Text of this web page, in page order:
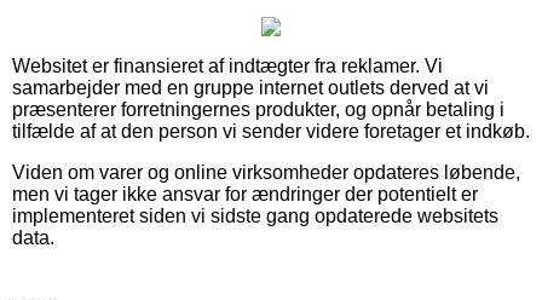
Websitet er finansieret af indtægter fra reklamer. Vi
samarbejder med en gruppe internet outlets derved at vi
præsenterer forretningernes produkter, og opnår betaling i
tilfælde af at den person vi sender videre foretager et indkøb.
Viden om varer og online virksomheder opdateres løbende,
men vi tager ikke ansvar for ændringer der potentielt er
implementeret siden vi sidste gang opdaterede websitets
data.